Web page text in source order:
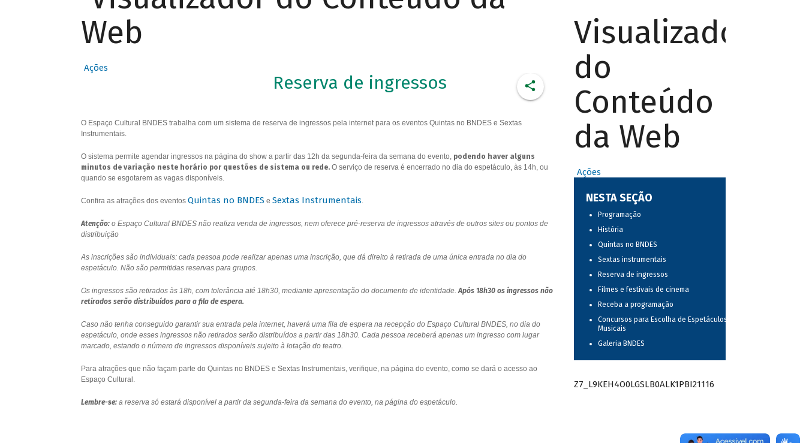
Web
Ações
Reserva de ingressos
O Espaço Cultural BNDES trabalha com um sistema de reserva de ingressos pela internet para os eventos Quintas no BNDES e Sextas
Instrumentais.
O sistema permite agendar ingressos na página do show a partir das 12h da segunda-feira da semana do evento, podendo haver alguns
minutos de variação neste horário por questões de sistema ou rede.O serviço de reserva é encerrado no dia do espetáculo, às 14h, ou
quando se esgotarem as vagas disponíveis.
Confira as atrações dos eventos Quintas no BNDES e Sextas Instrumentais.
Atenção:o Espaço Cultural BNDES não realiza venda de ingressos, nem oferece pré-reserva de ingressos através de outros sites ou pontos de
distribuição
As inscrições são individuais: cada pessoa pode realizar apenas uma inscrição, que dá direito à retirada de uma única entrada no dia do
espetáculo. Não são permitidas reservas para grupos.
Os ingressos são retirados às 18h, com tolerância até 18h30, mediante apresentação do documento de identidade.Após 18h30 os ingressos não
retirados serão distribuídos para a fila de espera.
Caso não tenha conseguido garantir sua entrada pela internet, haverá uma fila de espera na recepção do Espaço Cultural BNDES, no dia do
espetáculo, onde esses ingressos não retirados serão distribuídos a partir das 18h30. Cada pessoa receberá apenas um ingresso com lugar
marcado, estando o número de ingressos disponíveis sujeito à lotação do teatro.
Para atrações que não façam parte do Quintas no BNDES e Sextas Instrumentais, verifique, na página do evento, como se dará o acesso ao
Espaço Cultural.
Lembre-se:a reserva só estará disponível a partir da segunda-feira da semana do evento, na página do espetáculo.
Visualizador
do
Conteúdo
da Web
Ações
NESTA SEÇÃO
Programação
História
Quintas no BNDES
Sextas instrumentais
Reserva de ingressos
Filmes e festivais de cinema
Receba a programação
Concursos para Escolha de Espetáculos
Musicais
Galeria BNDES
Z7_L9KEH4O0LGSLB0ALK1PBI21116